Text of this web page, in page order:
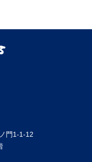
門1-1-12